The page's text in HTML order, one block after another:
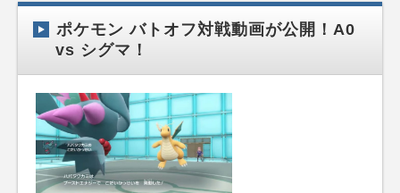
ポケモン バトオフ対戦動画が公開！A0
vs シグマ！